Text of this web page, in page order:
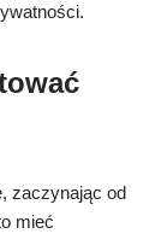
zaczynając od
mieć